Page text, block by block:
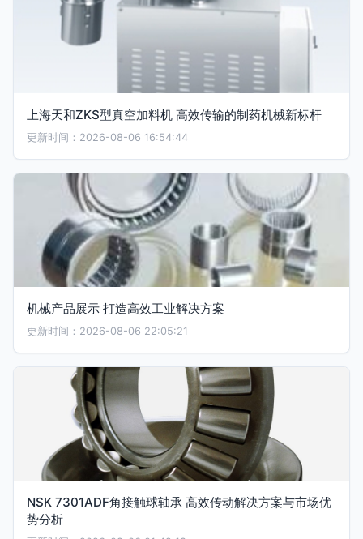
上海天和ZKS型真空加料机 高效传输的制药机械新标杆
更新时间：2026-08-06 16:54:44
机械产品展示 打造高效工业解决方案
更新时间：2026-08-06 22:05:21
NSK 7301ADF角接触球轴承 高效传动解决方案与市场优
势分析